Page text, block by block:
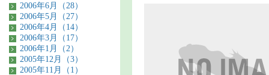
2006年6月（28）
2006年5月（27）
2006年4月（14）
2006年3月（17）
2006年1月（2）
2005年12月（3）
2005年11月（1）